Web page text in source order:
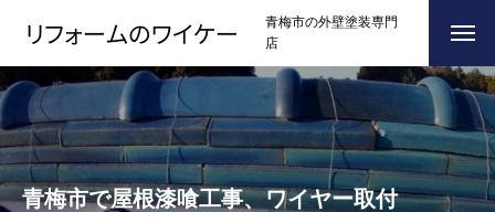
青梅市の外壁塗装専門
店
ホーム HOME
浴槽塗装
３つのこだわり CONCEPT
青梅市で屋根漆喰工事、ワイヤー取付